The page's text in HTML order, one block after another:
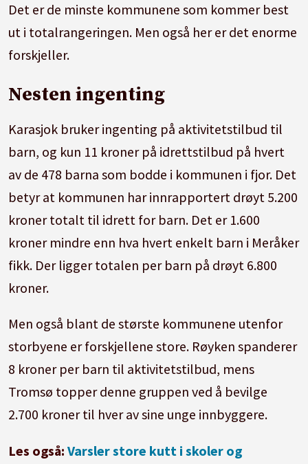
Det er de minste kommunene som kommer best
ut i totalrangeringen. Men også her er det enorme
forskjeller.
Nesten ingenting
Karasjok bruker ingenting på aktivitetstilbud til
barn, og kun 11 kroner på idrettstilbud på hvert
av de 478 barna som bodde i kommunen i fjor. Det
betyr at kommunen har innrapportert drøyt 5.200
kroner totalt til idrett for barn. Det er 1.600
kroner mindre enn hva hvert enkelt barn i Meråker
fikk. Der ligger totalen per barn på drøyt 6.800
kroner.
Men også blant de største kommunene utenfor
storbyene er forskjellene store. Røyken spanderer
8 kroner per barn til aktivitetstilbud, mens
Tromsø topper denne gruppen ved å bevilge
2.700 kroner til hver av sine unge innbyggere.
Les også:Varsler store kutt i skoler og